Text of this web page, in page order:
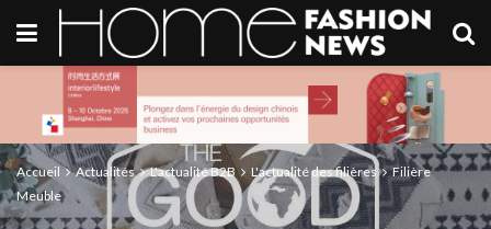
Accueil Actualités L'actualité B2B L'actualité des filières
Filière
Meuble